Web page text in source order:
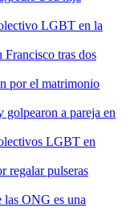
LGBT en la
tras dos
por el matrimonio
golpearon a pareja en
LGBT en
regalar pulseras
las ONG es una